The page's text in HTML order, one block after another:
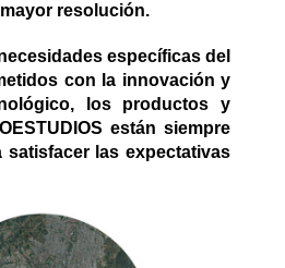
resolución.
específicas del
con la innovación y
los productos y
están siempre
satisfacer las expectativas